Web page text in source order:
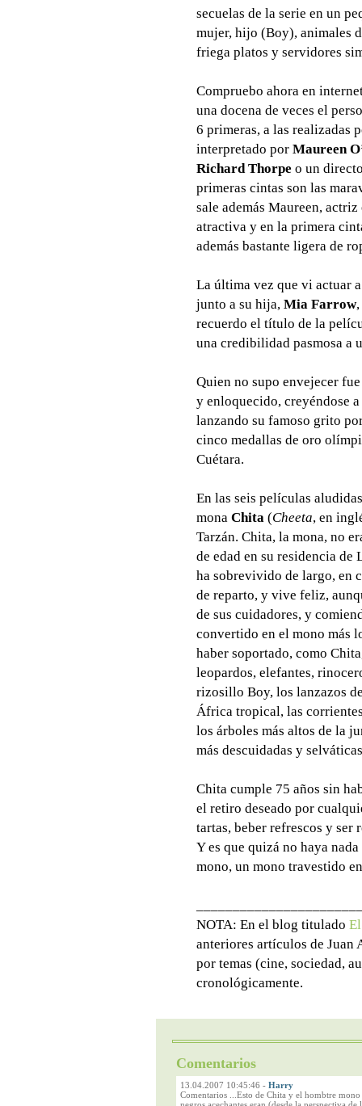
secuelas de la serie en un
mujer, hijo (Boy), animales
friega platos y servidores
Compruebo ahora en
una docena de veces el
6 primeras, a las realizadas
interpretado por Maureen
Richard Thorpe o un
primeras cintas son las
sale además Maureen,
atractiva y en la primera
además bastante ligera de
La última vez que vi actuar
junto a su hija, Mia Farrow
recuerdo el título de la
una credibilidad pasmosa a
Quien no supo envejecer
y enloquecido, creyéndose
lanzando su famoso grito
cinco medallas de oro
Cuétara.
En las seis películas
mona Chita (Cheeta, en
Tarzán. Chita, la mona, no
de edad en su residencia
ha sobrevivido de largo, en
de reparto, y vive feliz,
de sus cuidadores, y
convertido en el mono más
haber soportado, como
leopardos, elefantes,
rizosillo Boy, los lanzazos
África tropical, las
los árboles más altos de la
más descuidadas y
Chita cumple 75 años sin
el retiro deseado por
tartas, beber refrescos y ser
Y es que quizá no haya
mono, un mono travestido
NOTA: En el blog titulado
anteriores artículos de Juan
por temas (cine, sociedad,
cronológicamente.
Comentarios
13.04.2007 10:45:46 - Harry
Comentarios ...Esto de Chita y el hombtre